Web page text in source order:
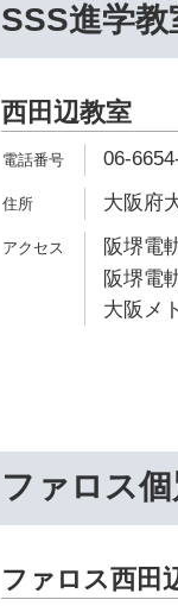
SSS進学教
西田辺教室
06-
大阪府
阪堺電
阪堺電
大阪メ
ファロス
ファロス西田